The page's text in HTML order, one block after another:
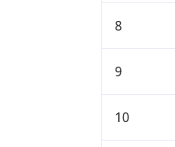
8
9
10